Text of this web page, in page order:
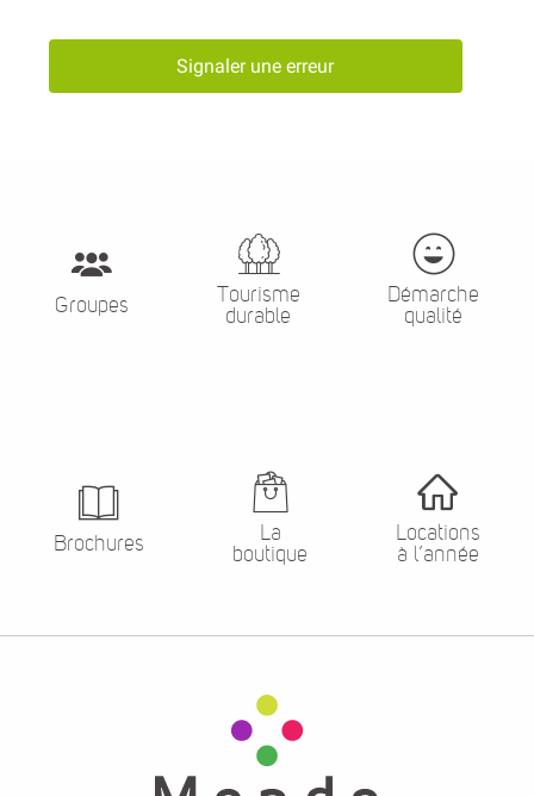
Signaler une erreur
Groupes
Tourisme
durable
Démarche
qualité
Brochures
La
boutique
Locations
à l’année